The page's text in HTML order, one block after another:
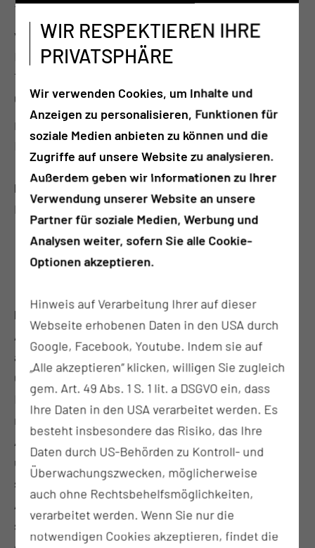
16:30 Uhr
Veranstaltungsort
Hörsaal Haus 33
Thiemstrasse 111
03048 Cottbus
Kurzbeschreibung
Referent:
PROF. DR. MED. HABIL. BJÖRN DIRK KRAPOHL
Inhalt des Vortrags:
Auch wenn Schönheitschirurgie sich einst primär
auf Frauen bezog, so verschwimmen nicht nur die
Geschlechtergrenzen sondern auch die
Erwartungen und Bedürfnisse. Immer mehr Männer
nehmen für sich das „Recht auf Schönheit“ in
Anspruch und überwinden eigene Hemmungen,
um
sich der Schönheitsmedizin gegenüber zu öffnen.
Auch ein Mann darf sich für sich beanspruchen,
sich in seinem Körper wohlzufühlen und dafür
WIR RESPEKTIEREN IHRE
PRIVATSPHÄRE
Wir verwenden Cookies, um Inhalte und
Anzeigen zu personalisieren, Funktionen für
soziale Medien anbieten zu können und die
Zugriffe auf unsere Website zu analysieren.
Außerdem geben wir Informationen zu Ihrer
Verwendung unserer Website an unsere
Partner für soziale Medien, Werbung und
Analysen weiter, sofern Sie alle Cookie-
Optionen akzeptieren.
Hinweis auf Verarbeitung Ihrer auf dieser
Webseite erhobenen Daten in den USA durch
Google, Facebook, Youtube. Indem sie auf
„Alle akzeptieren“ klicken, willigen Sie zugleich
gem. Art. 49 Abs. 1 S. 1 lit. a DSGVO ein, dass
Ihre Daten in den USA verarbeitet werden. Es
besteht insbesondere das Risiko, das Ihre
Daten durch US-Behörden zu Kontroll- und
Überwachungszwecken, möglicherweise
auch ohne Rechtsbehelfsmöglichkeiten,
verarbeitet werden. Wenn Sie nur die
notwendigen Cookies akzeptieren, findet die